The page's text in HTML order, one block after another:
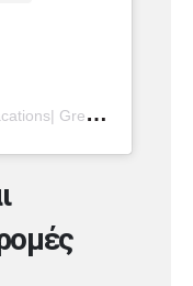
A
post shared by My Dream Vacations| Greece Villas & Hotels (@mydreamvacations_)